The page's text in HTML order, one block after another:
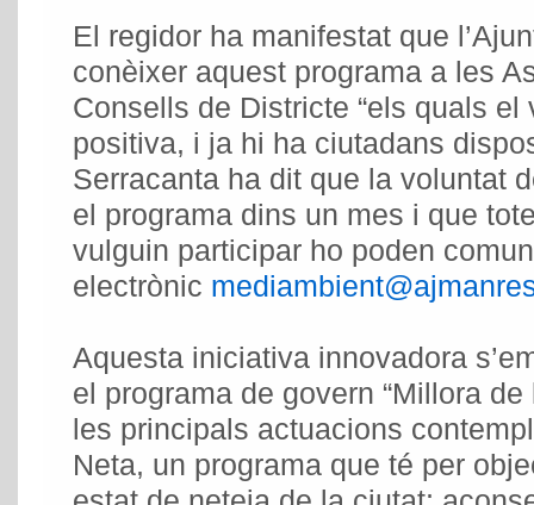
El regidor ha manifestat que
conèixer aquest programa a les
Consells de Districte “els quals el
positiva, i ja hi ha ciutadans
Serracanta ha dit que la voluntat
el programa dins un mes i que
vulguin participar ho poden
electrònic
Aquesta iniciativa innovadora
el programa de govern “Millora de
les principals actuacions
Neta, un programa que té per